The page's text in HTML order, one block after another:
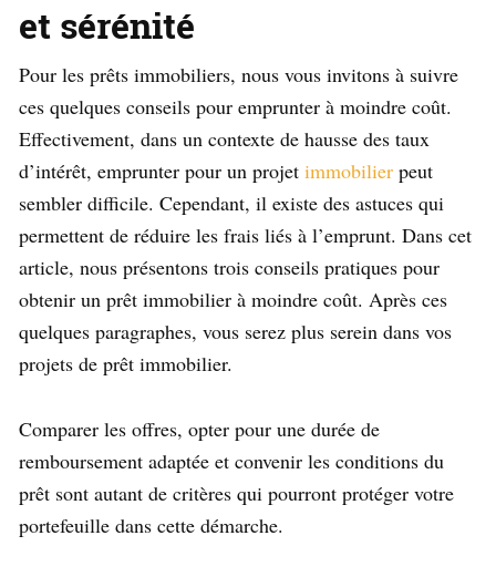
et sérénité
Pour les prêts immobiliers, nous vous invitons à suivre
ces quelques conseils pour emprunter à moindre coût.
Effectivement, dans un contexte de hausse des taux
d’intérêt, emprunter pour un projet immobilier peut
sembler difficile. Cependant, il existe des astuces qui
permettent de réduire les frais liés à l’emprunt. Dans cet
article, nous présentons trois conseils pratiques pour
obtenir un prêt immobilier à moindre coût. Après ces
quelques paragraphes, vous serez plus serein dans vos
projets de prêt immobilier.
Comparer les offres, opter pour une durée de
remboursement adaptée et convenir les conditions du
prêt sont autant de critères qui pourront protéger votre
portefeuille dans cette démarche.